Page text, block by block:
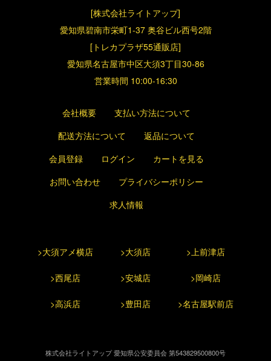
[株式会社ライトアップ]
愛知県碧南市栄町1-37 奥谷ビル西号2階
[トレカプラザ55通販店]
愛知県名古屋市中区大須3丁目30-86
営業時間 10:00-16:30
会社概要
支払い方法について
配送方法について
返品について
会員登録
ログイン
カートを見る
お問い合わせ
プライバシーポリシー
求人情報
>大須アメ横店 >大須店 >上前津店
>西尾店 >安城店 >岡崎店
>高浜店 >豊田店 >名古屋駅前店
株式会社ライトアップ 愛知県公安委員会 第543829500800号